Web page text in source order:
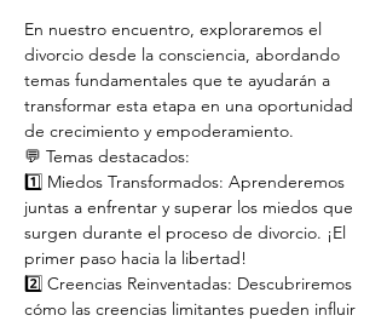
En nuestro encuentro, exploraremos el
divorcio desde la consciencia, abordando
temas fundamentales que te ayudarán a
transformar esta etapa en una oportunidad
de crecimiento y empoderamiento.
💬 Temas destacados:
1️⃣ Miedos Transformados: Aprenderemos
juntas a enfrentar y superar los miedos que
surgen durante el proceso de divorcio. ¡El
primer paso hacia la libertad!
2️⃣ Creencias Reinventadas: Descubriremos
cómo las creencias limitantes pueden influir